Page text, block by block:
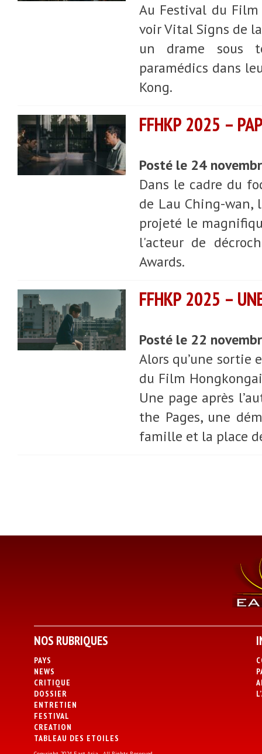
Au Festival du Film
voir Vital Signs de
un drame sous
paramédics dans
Kong.
FFHKP 2025 –
Posté le 24
Dans le cadre du
de Lau Ching-wan,
projeté le
l'acteur de
Awards.
FFHKP 2025 –
Posté le 22
Alors qu’une sortie
du Film
Une page après
the Pages, une
famille et la place
NOS RUBRIQUES
PAYS
NEWS
CRITIQUE
DOSSIER
ENTRETIEN
FESTIVAL
CREATION
TABLEAU DES ETOILES